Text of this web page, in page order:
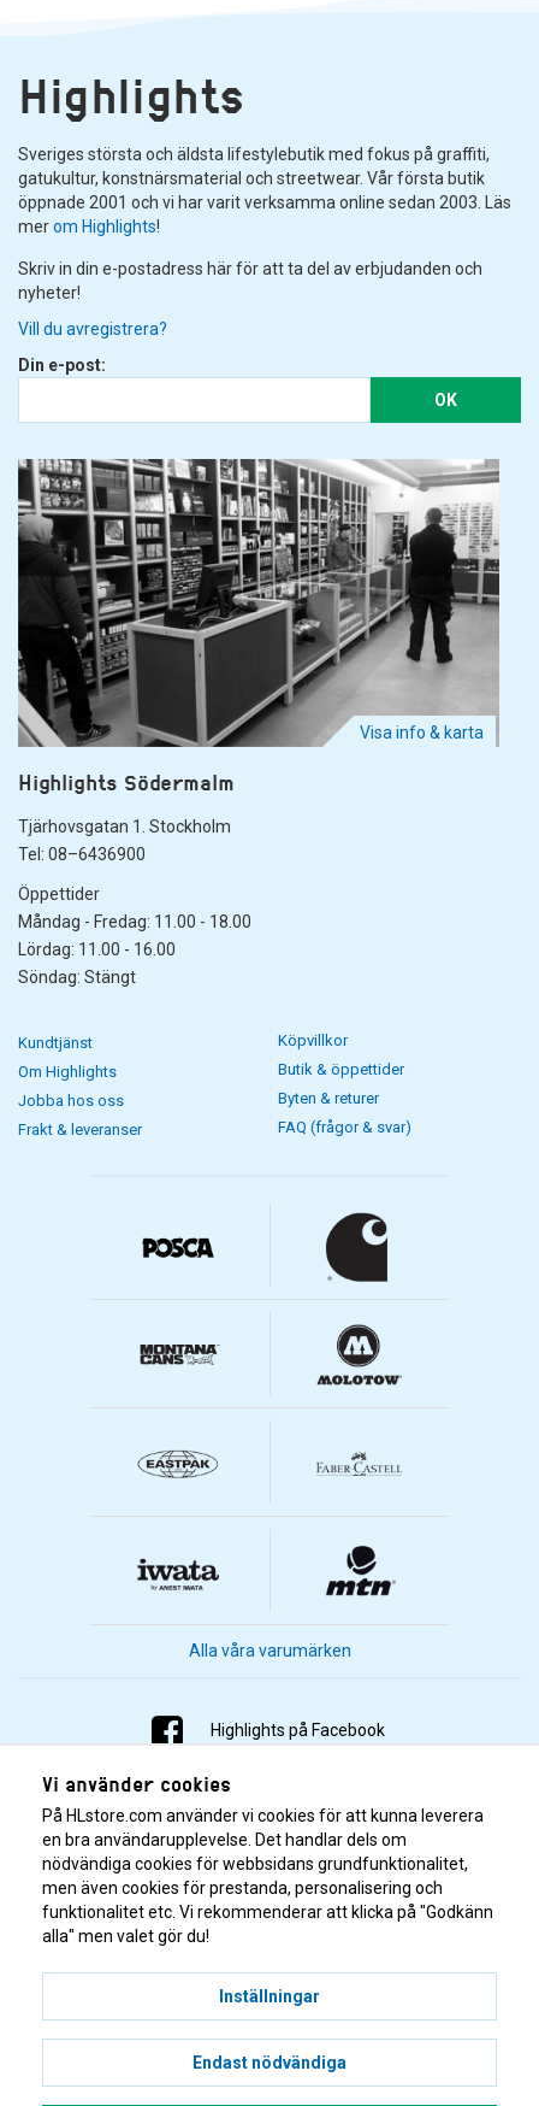
Highlights
Sveriges största och äldsta lifestylebutik med fokus på graffiti,
gatukultur, konstnärsmaterial och streetwear. Vår första butik
öppnade 2001 och vi har varit verksamma online sedan 2003. Läs
merom Highlights!
Skriv in din e-postadress här för att ta del av erbjudanden och
nyheter!
Vill du avregistrera?
Din e-post:
OK
Visa info & karta
Highlights Södermalm
Tjärhovsgatan 1. Stockholm
Tel: 08–6436900
Öppettider
Måndag - Fredag: 11.00 - 18.00
Lördag: 11.00 - 16.00
Söndag: Stängt
Kundtjänst
Om Highlights
Jobba hos oss
Frakt & leveranser
Köpvillkor
Butik & öppettider
Byten & returer
FAQ (frågor & svar)
Alla våra varumärken
Highlights på Facebook
Highlights på Instagram
Highlights på Youtube
Highlights på Tiktok
© 2001–2026 Highlights/KR Distribution AB.
Vi använder cookies
På HLstore.com använder vi cookies för att kunna leverera
en bra användarupplevelse. Det handlar dels om
nödvändiga cookies för webbsidans grundfunktionalitet,
men även cookies för prestanda, personalisering och
funktionalitet etc. Vi rekommenderar att klicka på "Godkänn
alla" men valet gör du!
Inställningar
Endast nödvändiga